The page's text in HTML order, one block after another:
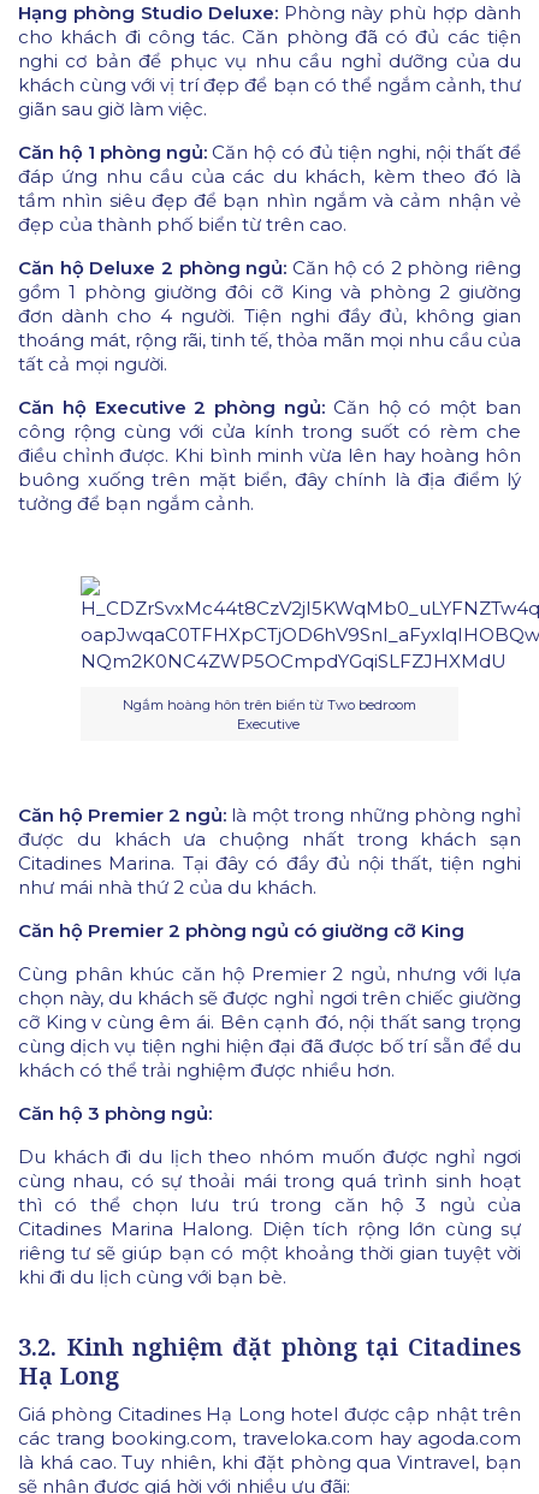
Hạng phòng Studio Deluxe: Phòng này phù hợp dành
cho khách đi công tác. Căn phòng đã có đủ các tiện
nghi cơ bản để phục vụ nhu cầu nghỉ dưỡng của du
khách cùng với vị trí đẹp để bạn có thể ngắm cảnh, thư
giãn sau giờ làm việc.
Căn hộ 1 phòng ngủ: Căn hộ có đủ tiện nghi, nội thất để
đáp ứng nhu cầu của các du khách, kèm theo đó là
tầm nhìn siêu đẹp để bạn nhìn ngắm và cảm nhận vẻ
đẹp của thành phố biển từ trên cao.
Căn hộ Deluxe 2 phòng ngủ: Căn hộ có 2 phòng riêng
gồm 1 phòng giường đôi cỡ King và phòng 2 giường
đơn dành cho 4 người. Tiện nghi đầy đủ, không gian
thoáng mát, rộng rãi, tinh tế, thỏa mãn mọi nhu cầu của
tất cả mọi người.
Căn hộ Executive 2 phòng ngủ: Căn hộ có một ban
công rộng cùng với cửa kính trong suốt có rèm che
điều chỉnh được. Khi bình minh vừa lên hay hoàng hôn
buông xuống trên mặt biển, đây chính là địa điểm lý
tưởng để bạn ngắm cảnh.
Ngắm hoàng hôn trên biển từ Two bedroom
Executive
Căn hộ Premier 2 ngủ: là một trong những phòng nghỉ
được du khách ưa chuộng nhất trong khách sạn
Citadines Marina. Tại đây có đầy đủ nội thất, tiện nghi
như mái nhà thứ 2 của du khách.
Căn hộ Premier 2 phòng ngủ có giường cỡ King
Cùng phân khúc căn hộ Premier 2 ngủ, nhưng với lựa
chọn này, du khách sẽ được nghỉ ngơi trên chiếc giường
cỡ King v cùng êm ái. Bên cạnh đó, nội thất sang trọng
cùng dịch vụ tiện nghi hiện đại đã được bố trí sẵn để du
khách có thể trải nghiệm được nhiều hơn.
Căn hộ 3 phòng ngủ:
Du khách đi du lịch theo nhóm muốn được nghỉ ngơi
cùng nhau, có sự thoải mái trong quá trình sinh hoạt
thì có thể chọn lưu trú trong căn hộ 3 ngủ của
Citadines Marina Halong. Diện tích rộng lớn cùng sự
riêng tư sẽ giúp bạn có một khoảng thời gian tuyệt vời
khi đi du lịch cùng với bạn bè.
3.2. Kinh nghiệm đặt phòng tại Citadines
Hạ Long
Giá phòng Citadines Hạ Long hotel được cập nhật trên
các trang booking.com, traveloka.com hay agoda.com
là khá cao. Tuy nhiên, khi đặt phòng qua Vintravel, bạn
sẽ nhận được giá hời với nhiều ưu đãi: